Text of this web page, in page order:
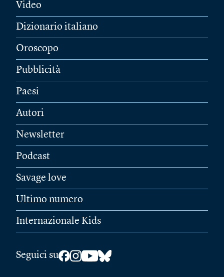
Video
Dizionario italiano
Oroscopo
Pubblicità
Paesi
Autori
Newsletter
Podcast
Savage love
Ultimo numero
Internazionale Kids
Seguici su